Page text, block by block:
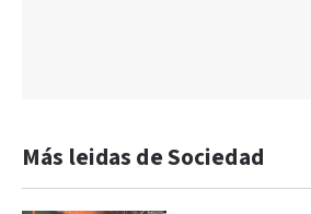
Más leidas de Sociedad